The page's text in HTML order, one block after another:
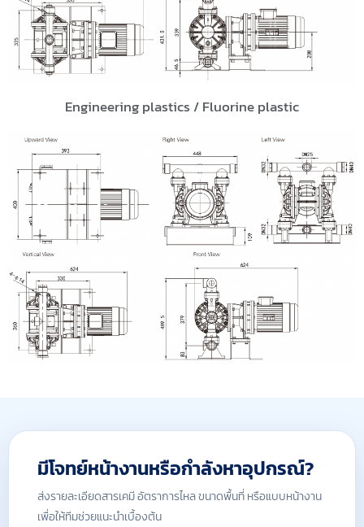
Engineering plastics / Fluorine plastic
มีโจทย์หน้างานหรือกำลังหาอุปกรณ์?
ส่งรายละเอียดสารเคมี อัตราการไหล ขนาดพื้นที่ หรือแบบหน้างาน
เพื่อให้ทีมช่วยแนะนำเบื้องต้น